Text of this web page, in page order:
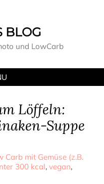
BLOG
und LowCarb
Löffeln:
Suppe
Carb mit Gemüse (z.B.
300 kcal, vegan,